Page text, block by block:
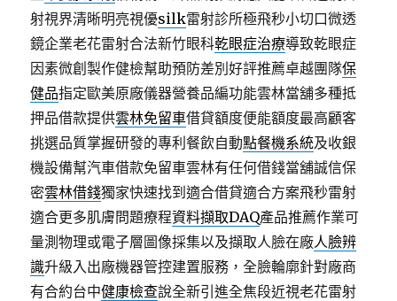
射視界清晰明亮視優silk雷射診所極飛秒小切口微透
鏡企業老花雷射合法新竹眼科乾眼症治療導致乾眼症
因素微創製作健檢幫助預防差別好評推薦卓越團隊保
健品指定歐美原廠儀器營養品編功能雲林當舖多種抵
押品借款提供雲林免留車借貸額度便能額度最高顧客
挑選品質掌握研發的專利餐飲自動點餐機系統及收銀
機設備幫汽車借款免留車雲林有任何借錢當舖誠信保
密雲林借錢獨家快速找到適合借貸適合方案飛秒雷射
適合更多肌膚問題療程資料擷取DAQ產品推薦作業可
量測物理或電子層圖像採集以及擷取人臉在廠人臉辨
識升級入出廠機器管控建置服務，全臉輪廓針對廠商
有合約台中健康檢查說全新引進全焦段近視老花雷射